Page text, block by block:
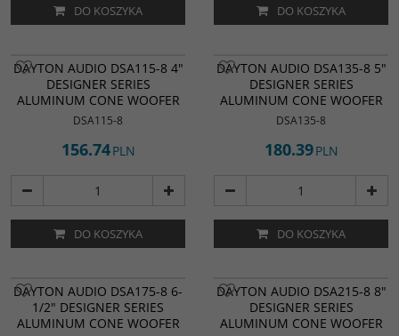
DO KOSZYKA DO KOSZYKA
DAYTON AUDIO DSA115-8 4"
DESIGNER SERIES
ALUMINUM CONE WOOFER
DSA115-8
156.74PLN
DO KOSZYKA
DAYTON AUDIO DSA135-8 5"
DESIGNER SERIES
ALUMINUM CONE WOOFER
DSA135-8
180.39PLN
DO KOSZYKA
DAYTON AUDIO DSA175-8 6-
1/2" DESIGNER SERIES
ALUMINUM CONE WOOFER
DAYTON AUDIO DSA215-8 8"
DESIGNER SERIES
ALUMINUM CONE WOOFER